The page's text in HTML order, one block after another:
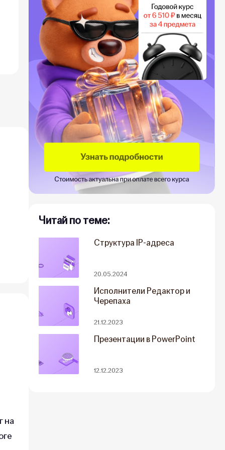
на
Читай по теме:
Структура IP-адреса
20.05.2024
Исполнители Редактор и
Черепаха
21.12.2023
Презентации в PowerPoint
12.12.2023